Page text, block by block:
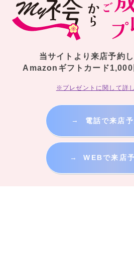
当サイトより来店予約
Amazonギフトカード1,000
※プレゼントに関して詳
→ 電話で来店
→ WEBで来店